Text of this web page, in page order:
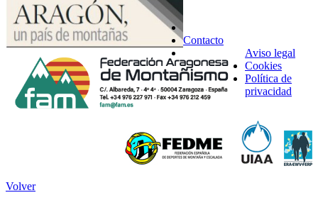
Contacto
Aviso legal
Cookies
Política de
privacidad
Volver